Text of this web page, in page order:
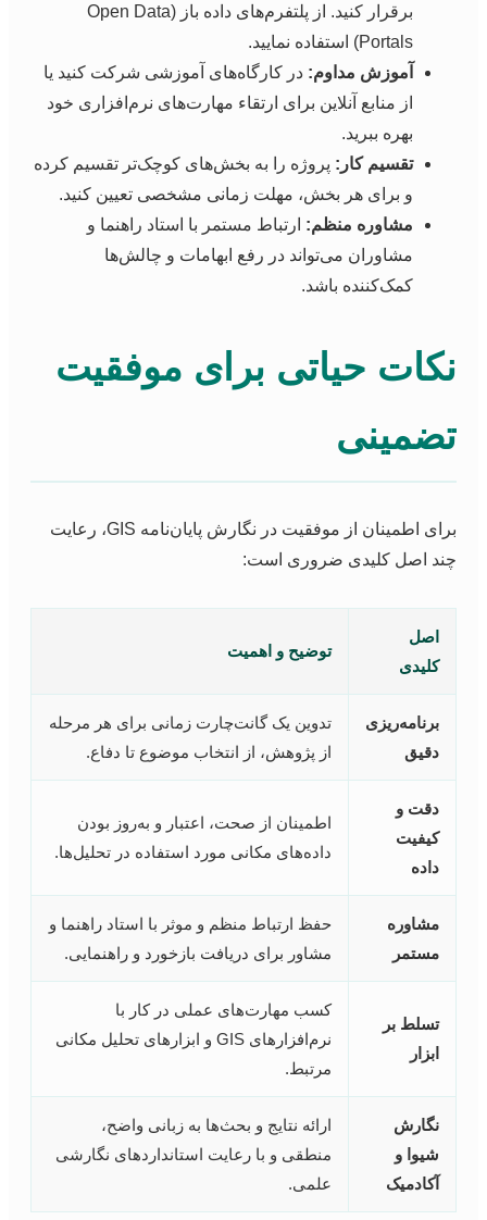
برقرار کنید. از پلتفرم‌های داده باز (Open Data
Portals) استفاده نمایید.
آموزش مداوم:در کارگاه‌های آموزشی شرکت کنید یا
از منابع آنلاین برای ارتقاء مهارت‌های نرم‌افزاری خود
بهره ببرید.
تقسیم کار:پروژه را به بخش‌های کوچک‌تر تقسیم کرده
و برای هر بخش، مهلت زمانی مشخصی تعیین کنید.
مشاوره منظم:ارتباط مستمر با استاد راهنما و
مشاوران می‌تواند در رفع ابهامات و چالش‌ها
کمک‌کننده باشد.
حیاتی برای موفقیت
برای اطمینان از موفقیت در نگارش پایان‌نامه GIS، رعایت
اصل کلیدی ضروری است:
کلیدی
توضیح و اهمیت
برنامه‌ریزی
تدوین یک گانت‌چارت زمانی برای هر مرحله
از پژوهش، از انتخاب موضوع تا دفاع.
دقت و
کیفیت
اطمینان از صحت، اعتبار و به‌روز بودن
داده‌های مکانی مورد استفاده در تحلیل‌ها.
مشاوره
مستمر
حفظ ارتباط منظم و موثر با استاد راهنما و
مشاور برای دریافت بازخورد و راهنمایی.
تسلط بر
کسب مهارت‌های عملی در کار با
نرم‌افزارهای GIS و ابزارهای تحلیل مکانی
مرتبط.
نگارش
شیوا و
آکادمیک
ارائه نتایج و بحث‌ها به زبانی واضح،
منطقی و با رعایت استانداردهای نگارشی
علمی.